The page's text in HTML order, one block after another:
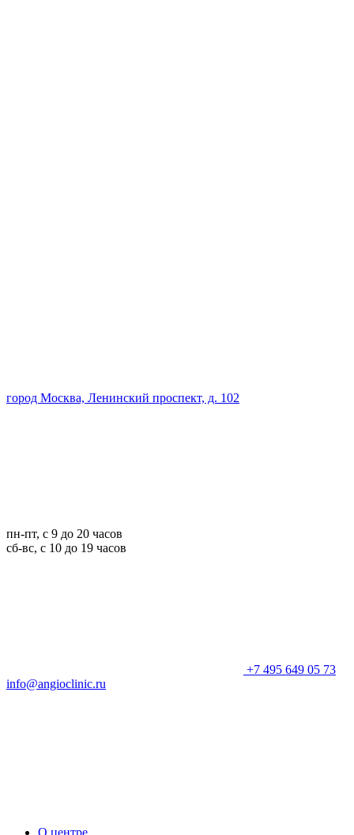
город Москва, Ленинский проспект, д. 102
пн-пт, с 9 до 20 часов
сб-вс, с 10 до 19 часов
+7 495 649 05 73
info@angioclinic.ru
О центре